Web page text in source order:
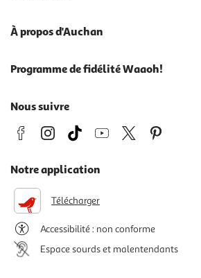
À propos d'Auchan
Programme de fidélité Waaoh!
Nous suivre
Notre application
Télécharger
Accessibilité : non conforme
Espace sourds et malentendants